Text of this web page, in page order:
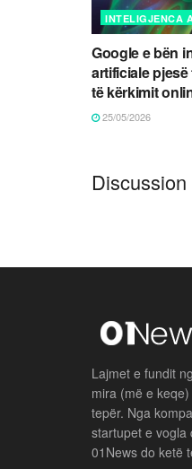
INTELIGJENCA
Google e bën
artificiale
të kërkimit
25/05/2026
Lajmet e fundit
mira (më e
tepër. Nga
startupet e vogla
01News do ketë